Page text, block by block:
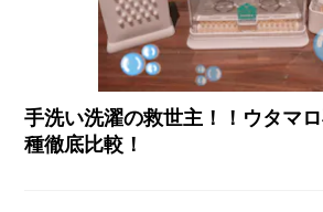
手洗い洗濯の救世主！！ウタマ
種徹底比較！